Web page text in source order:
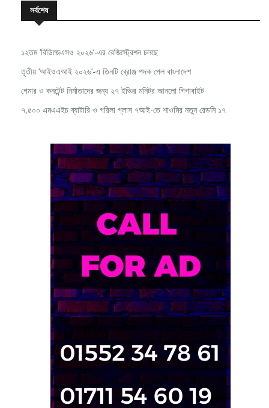
সর্বশেষ
১২তম ‘বিডিজেএসও ২০২৬’-এর রেজিস্ট্রেশন চলছে
তৃতীয় ‘আইওএআই ২০২৬’-এ তিনটি ব্রোঞ্জ পদক পেল বাংলাদেশ
গেমার ও কনটেন্ট নির্মাতাদের জন্য ২৭ ইঞ্চির মনিটর আনলো গিগাবাইট
৭,৫০০ এমএএইচ ব্যাটারি ও গরিলা গ্লাস ৭আই-তে শাওমির নতুন রেডমি ১৭